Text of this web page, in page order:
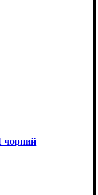
чорний